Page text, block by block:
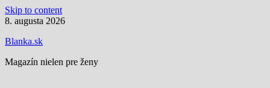
Skip to content
8. augusta 2026
Blanka.sk
Magazín nielen pre ženy